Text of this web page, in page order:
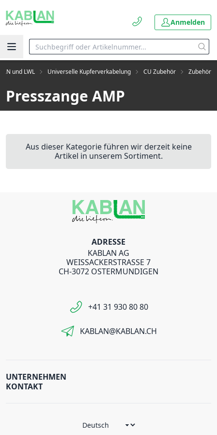
Anmelden
LAN und LWL Universelle Kupferverkabelung CU Zubehör Zubehör
Presszange AMP
Aus dieser Kategorie führen wir derzeit keine
Artikel in unserem Sortiment.
ADRESSE
KABLAN AG
WEISSACKERSTRASSE 7
CH-3072 OSTERMUNDIGEN
+41 31 930 80 80
KABLAN@KABLAN.CH
UNTERNEHMEN
KONTAKT